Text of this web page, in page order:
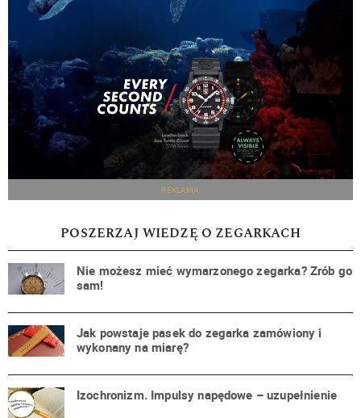
REKLAMA
POSZERZAJ WIEDZĘ O ZEGARKACH
Nie możesz mieć wymarzonego zegarka? Zrób go
sam!
Jak powstaje pasek do zegarka zamówiony i
wykonany na miarę?
Izochronizm. Impulsy napędowe – uzupełnienie